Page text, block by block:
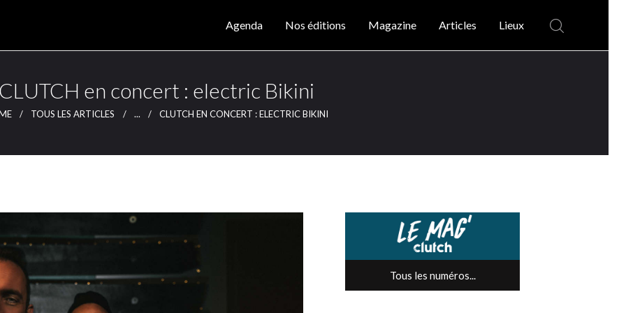
Agenda Nos éditions Magazine Articles Lieux
en concert : electric Bikini
TOUS LES ARTICLES ... CLUTCH EN CONCERT : ELECTRIC BIKINI
CLUTCH
Nos éditions
Magazine
Articles
Lieux
Tous les numéros...